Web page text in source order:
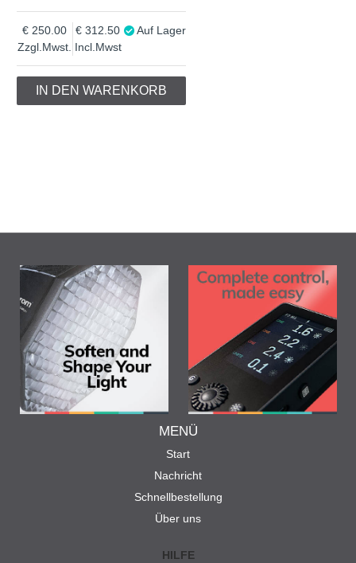
Zzgl.Mwst.
250.00
Incl.Mwst
312.50 Auf Lager
IN DEN WARENKORB
MENÜ
Start
Nachricht
Schnellbestellung
Über uns
HILFE